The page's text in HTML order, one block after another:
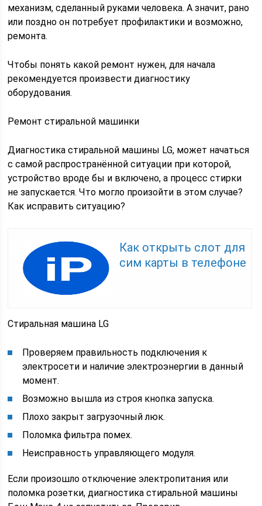
механизм, сделанный руками человека. А значит, рано
или поздно он потребует профилактики и возможно,
ремонта.
Чтобы понять какой ремонт нужен, для начала
рекомендуется произвести диагностику
оборудования.
Ремонт стиральной машинки
Диагностика стиральной машины LG, может начаться
с самой распространённой ситуации при которой,
устройство вроде бы и включено, а процесс стирки
не запускается. Что могло произойти в этом случае?
Как исправить ситуацию?
Как открыть слот для
сим карты в телефоне
Стиральная машина LG
Проверяем правильность подключения к
электросети и наличие электроэнергии в данный
момент.
Возможно вышла из строя кнопка запуска.
Плохо закрыт загрузочный люк.
Поломка фильтра помех.
Неисправность управляющего модуля.
Если произошло отключение электропитания или
поломка розетки, диагностика стиральной машины